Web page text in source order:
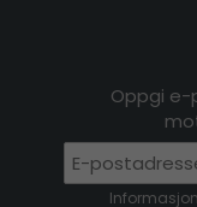
Oppgi e-